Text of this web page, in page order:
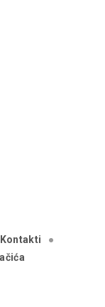
Kontakti